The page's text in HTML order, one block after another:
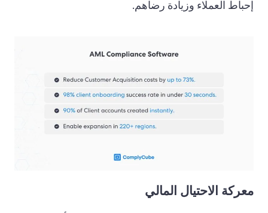
إحباط العملاء وزيادة رضاهم.
معركة الاحتيال المالي